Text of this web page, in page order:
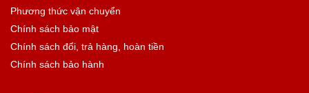
Phương thức vận chuyển
Chính sách bảo mật
Chính sách đổi, trả hàng, hoàn tiền
Chính sách bảo hành